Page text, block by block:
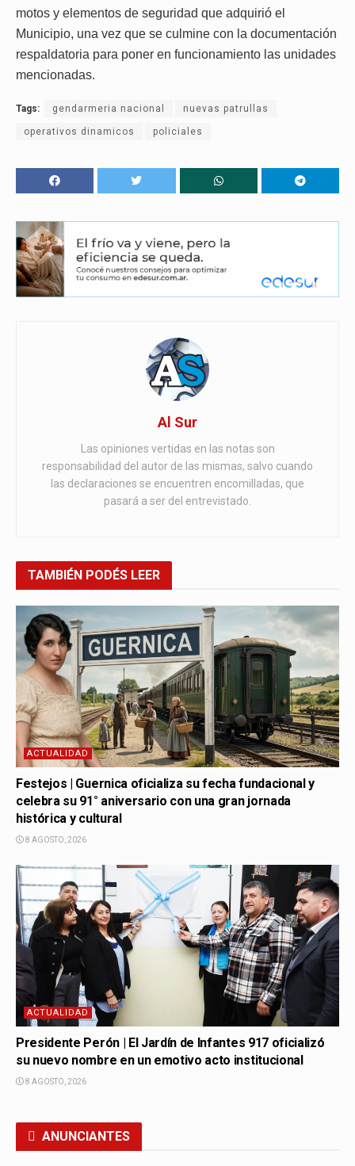
motos y elementos de seguridad que adquirió el
Municipio, una vez que se culmine con la documentación
respaldatoria para poner en funcionamiento las unidades
mencionadas.
Tags: gendarmeria nacional nuevas patrullas
operativos dinamicos policiales
Al Sur
Las opiniones vertidas en las notas son
responsabilidad del autor de las mismas, salvo cuando
las declaraciones se encuentren encomilladas, que
pasará a ser del entrevistado.
TAMBIÉN PODÉS LEER
ACTUALIDAD
Festejos | Guernica oficializa su fecha fundacional y
celebra su 91° aniversario con una gran jornada
histórica y cultural
8 AGOSTO, 2026
ACTUALIDAD
Presidente Perón | El Jardín de Infantes 917 oficializó
su nuevo nombre en un emotivo acto institucional
8 AGOSTO, 2026
ANUNCIANTES